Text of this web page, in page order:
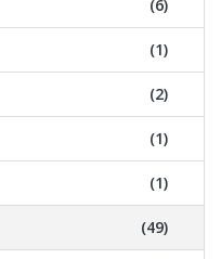
(6)
(1)
(2)
(1)
(1)
(49)